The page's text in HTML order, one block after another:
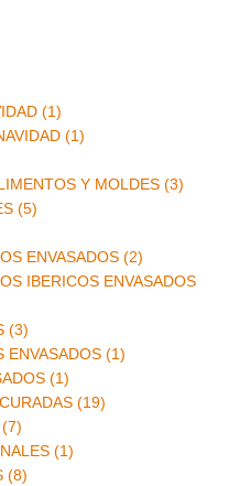
(1)
(1)
Y MOLDES (3)
(5)
ENVASADOS (2)
IBERICOS ENVASADOS
(3)
ENVASADOS (1)
(1)
(19)
(1)
(8)